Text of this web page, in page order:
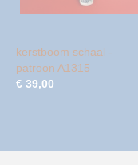
kerstboom schaal -
patroon A1315
€ 39,00